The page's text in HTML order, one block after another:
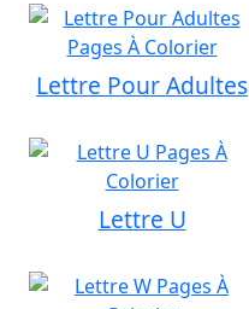
Lettre Pour Adultes
Lettre U